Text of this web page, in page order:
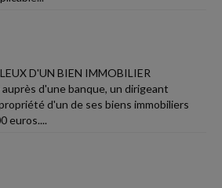
D'UN BIEN IMMOBILIER
d'une banque, un dirigeant
d'un de ses biens immobiliers
euros....